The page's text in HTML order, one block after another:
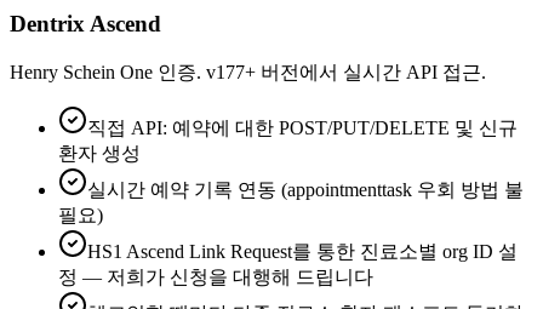
Dentrix Ascend
Henry Schein One 인증. v177+ 버전에서 실시간 API 접근.
직접 API: 예약에 대한 POST/PUT/DELETE 및 신규
환자 생성
실시간 예약 기록 연동 (appointmenttask 우회 방법 불
필요)
HS1 Ascend Link Request를 통한 진료소별 org ID 설
정 — 저희가 신청을 대행해 드립니다